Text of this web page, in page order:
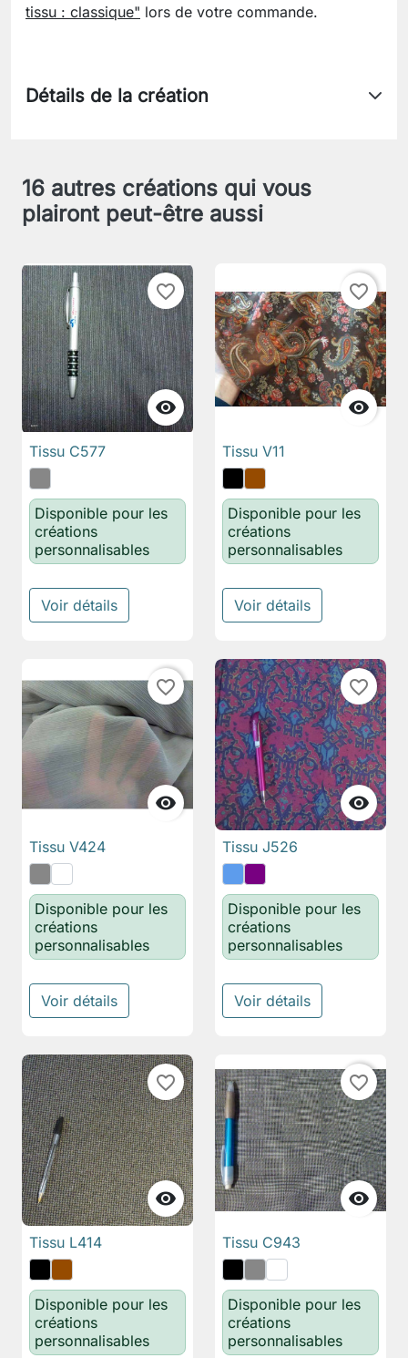
tissu : classique" lors de votre commande.
Détails de la création
16 autres créations qui vous
plairont peut-être aussi

favorite_border
Tissu C577
Disponible pour les
créations
personnalisables
Voir détails

favorite_border
Tissu V11
Disponible pour les
créations
personnalisables
Voir détails

favorite_border
Tissu V424
Disponible pour les
créations
personnalisables
Voir détails

favorite_border
Tissu J526
Disponible pour les
créations
personnalisables
Voir détails

favorite_border
Tissu L414
Disponible pour les
créations
personnalisables

favorite_border
Tissu C943
Disponible pour les
créations
personnalisables